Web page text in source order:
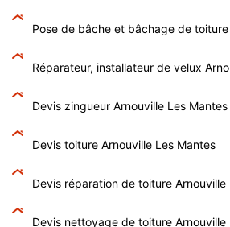
Pose de bâche et bâchage de
Réparateur, installateur de velux
Devis zingueur Arnouville Les Mantes
Devis toiture Arnouville Les Mantes
Devis réparation de toiture Arnouville
Devis nettoyage de toiture Arnouville